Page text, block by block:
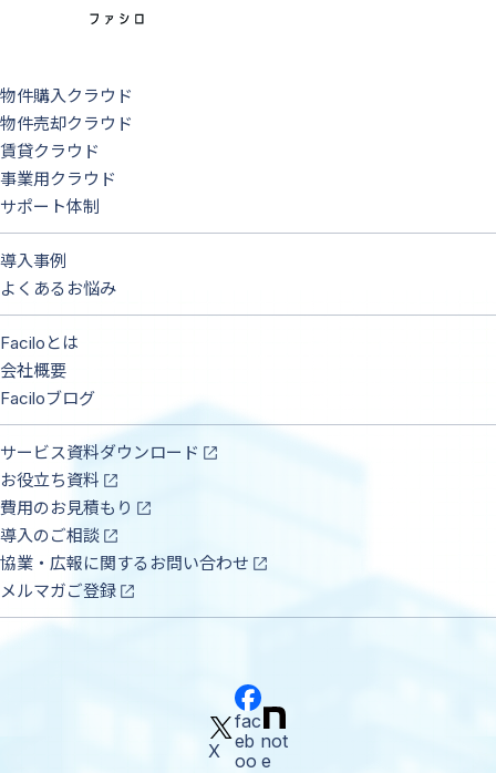
物件購入クラウド
物件売却クラウド
賃貸クラウド
事業用クラウド
サポート体制
導入事例
よくあるお悩み
Faciloとは
会社概要
Faciloブログ
サービス資料ダウンロード
お役立ち資料
費用のお見積もり
導入のご相談
協業・広報に関するお問い合わせ
メルマガご登録
X
fac
eb
oo
not
e